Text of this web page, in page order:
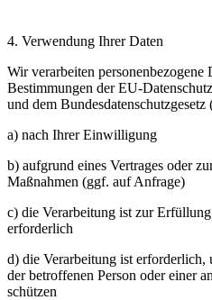
4. Verwendung Ihrer Daten
Wir verarbeiten
Bestimmungen der EU-
und dem
a) nach Ihrer Einwilligung
b) aufgrund eines Vertrages oder
Maßnahmen (ggf. auf Anfrage)
c) die Verarbeitung ist zur
erforderlich
d) die Verarbeitung ist erforderlich,
der betroffenen Person oder einer
schützen